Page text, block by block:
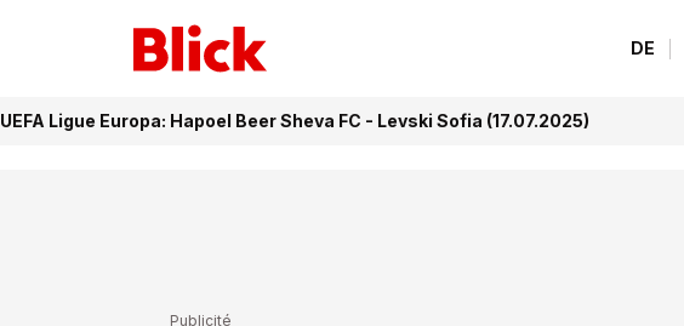
DE
UEFA Ligue Europa: Hapoel Beer Sheva FC - Levski Sofia (17.07.2025)